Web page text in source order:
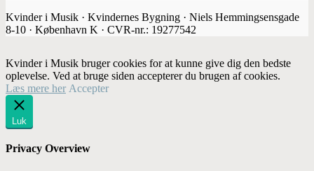
Kvinder i Musik · Kvindernes Bygning · Niels Hemmingsensgade
8-10 · København K · CVR-nr.: 19277542
Kvinder i Musik bruger cookies for at kunne give dig den bedste
oplevelse. Ved at bruge siden accepterer du brugen af cookies.
Læs mere her Accepter
Luk
Privacy Overview